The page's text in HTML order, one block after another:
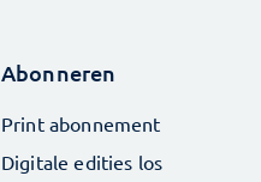
Abonneren
Print abonnement
Digitale edities los